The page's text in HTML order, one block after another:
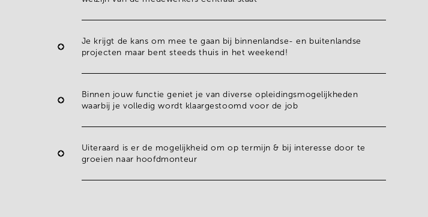
Je krijgt de kans om mee te gaan bij binnenlandse- en buitenlandse
projecten maar bentsteeds thuis in het weekend!
Binnen jouw functie geniet je van diverseopleidingsmogelijkheden
waarbij je volledig wordt klaargestoomd voor de job
Uiteraard is er de mogelijkheid om op termijn & bij interesse door te
groeien naar hoofdmonteur